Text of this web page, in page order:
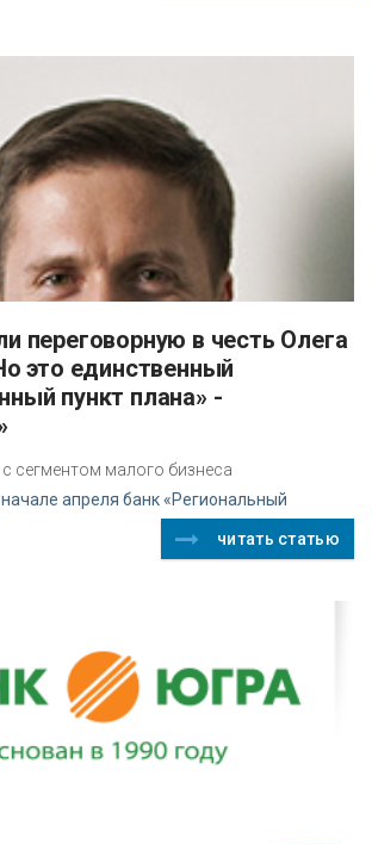
это единственный
пункт плана» -
сегментом малого бизнеса
апреля банк «Региональный
читать статью